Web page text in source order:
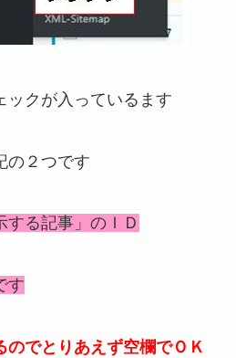
ックが入っているます
の２つです
する記事」のＩＤ
す
でとりあえず空欄でＯＫ